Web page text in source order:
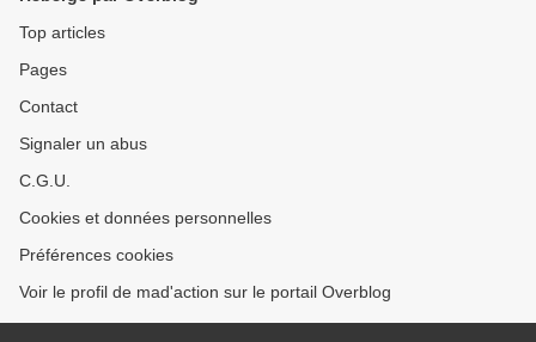
Top articles
Pages
Contact
Signaler un abus
C.G.U.
Cookies et données personnelles
Préférences cookies
Voir le profil de mad'action sur le portail Overblog